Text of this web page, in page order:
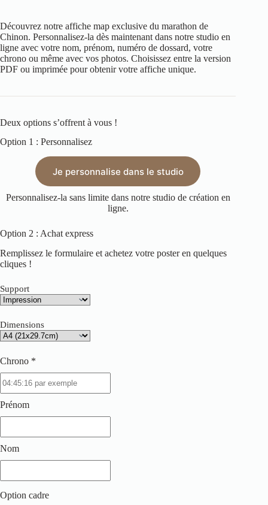
Découvrez notre affiche map exclusive du marathon de
Chinon. Personnalisez-la dès maintenant dans notre studio en
ligne avec votre nom, prénom, numéro de dossard, votre
chrono ou même avec vos photos. Choisissez entre la version
PDF ou imprimée pour obtenir votre affiche unique.
Deux options s’offrent à vous !
Option 1 : Personnalisez
Je personnalise dans le studio
Personnalisez-la sans limite dans notre studio de création en
ligne.
Option 2 : Achat express
Remplissez le formulaire et achetez votre poster en quelques
cliques !
Support
Dimensions
Chrono *
Prénom
Nom
Option cadre